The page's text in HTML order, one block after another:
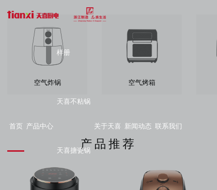
首页 产品中心
样册
天喜不粘锅
天喜搪瓷锅
关于天喜 新闻动态 联系我们
空气炸锅 空气烤箱
产品推荐